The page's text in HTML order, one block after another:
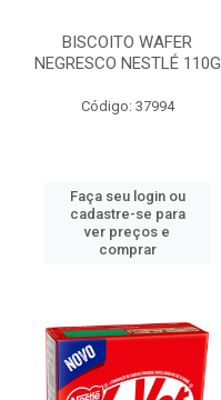
BISCOITO WAFER
NEGRESCO NESTLÉ 110G
Código: 37994
Faça seu login ou
cadastre-se para
ver preços e
comprar